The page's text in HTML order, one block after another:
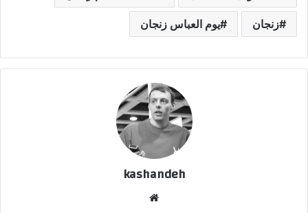
زنجان یوم العباس زنجان
kashandeh